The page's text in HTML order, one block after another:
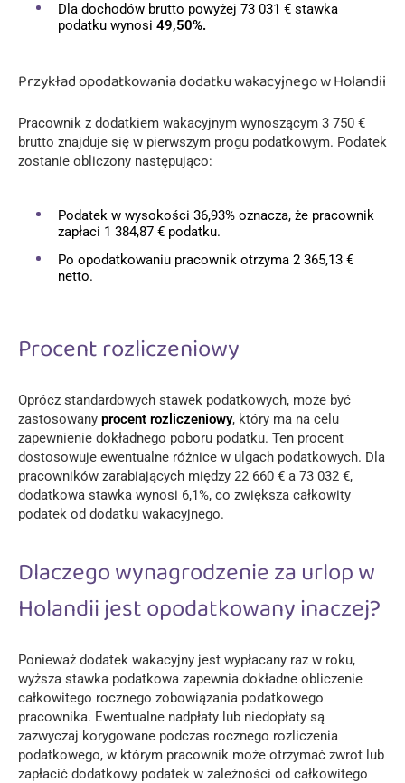
Dla dochodów brutto powyżej 73 031 € stawka
podatku wynosi 49,50%.
Przykład opodatkowania dodatku wakacyjnego w Holandii
Pracownik z dodatkiem wakacyjnym wynoszącym 3 750 €
brutto znajduje się w pierwszym progu podatkowym. Podatek
zostanie obliczony następująco:
Podatek w wysokości 36,93% oznacza, że pracownik
zapłaci 1 384,87 € podatku.
Po opodatkowaniu pracownik otrzyma 2 365,13 €
netto.
Procent rozliczeniowy
Oprócz standardowych stawek podatkowych, może być
zastosowany procent rozliczeniowy, który ma na celu
zapewnienie dokładnego poboru podatku. Ten procent
dostosowuje ewentualne różnice w ulgach podatkowych. Dla
pracowników zarabiających między 22 660 € a 73 032 €,
dodatkowa stawka wynosi 6,1%, co zwiększa całkowity
podatek od dodatku wakacyjnego.
Dlaczego wynagrodzenie za urlop w
Holandii jest opodatkowany inaczej?
Ponieważ dodatek wakacyjny jest wypłacany raz w roku,
wyższa stawka podatkowa zapewnia dokładne obliczenie
całkowitego rocznego zobowiązania podatkowego
pracownika. Ewentualne nadpłaty lub niedopłaty są
zazwyczaj korygowane podczas rocznego rozliczenia
podatkowego, w którym pracownik może otrzymać zwrot lub
zapłacić dodatkowy podatek w zależności od całkowitego